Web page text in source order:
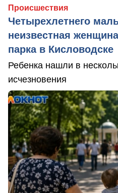
Происшествия
Четырехлетнего
неизвестная
парка в Кисловодске
Ребенка нашли в
исчезновения